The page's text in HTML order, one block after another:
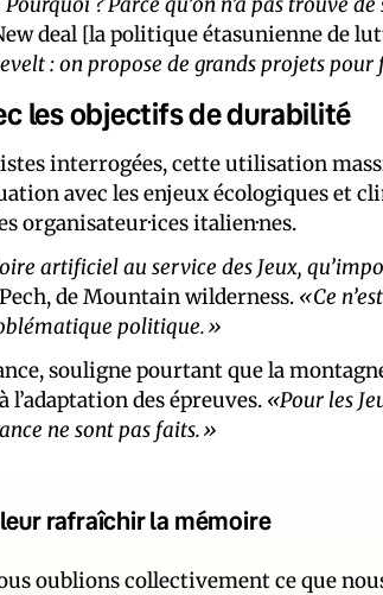
deal [la politique étasunienne de
: on propose de grands projets
les objectifs de durabilité
interrogées, cette utilisation
avec les enjeux écologiques et
organisateur·ices italien·nes.
artificiel au service des Jeux,
de Mountain wilderness. «Ce
politique.»
souligne pourtant que la
l’adaptation des épreuves. «Pour les
ne sont pas faits.»
rafraîchir la mémoire
oublions collectivement ce que